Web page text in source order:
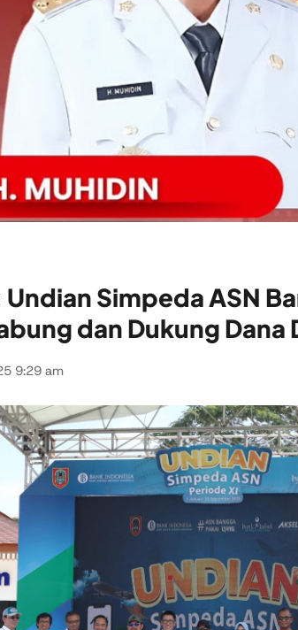
Simpeda ASN
dan Dukung Dana
9:29 am